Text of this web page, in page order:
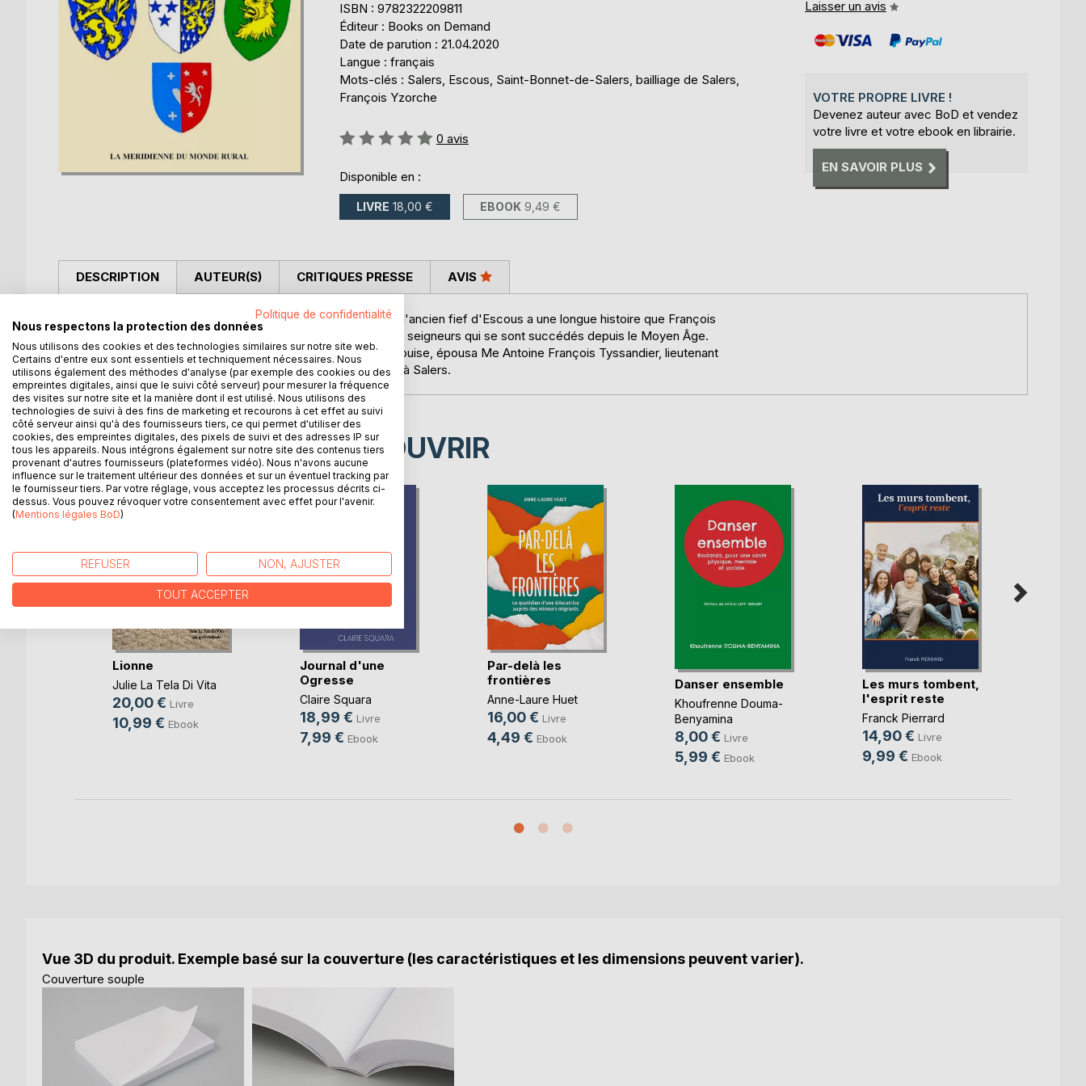
ISBN : 9782322209811
Éditeur : Books on Demand
Date de parution : 21.04.2020
Langue : français
Mots-clés : Salers, Escous, Saint-Bonnet-de-Salers, bailliage de Salers,
François Yzorche
Évaluation:
0 avis
Disponible en :
LIVRE 18,00 € EBOOK 9,49 €
Laisser un avis
VOTRE PROPRE LIVRE !
Devenez auteur avec BoD et vendez
votre livre et votre ebook en librairie.
EN SAVOIR PLUS
DESCRIPTION
A Saint-Bonnet-de-Salers, près de Salers dans le Cantal, l'ancien fief d'Escous a une longue histoire que François
Yzorche retrace dans cet ouvrage au travers de celle des seigneurs qui se sont succédés depuis le Moyen Âge.
En 1703, l'héritière de la famille de Landrodie d'Escous, Louise, épousa Me Antoine François Tyssandier, lieutenant
particulier au bailliage royal des "Montagnes d'Auvergne" à Salers.
AUTEUR(S) CRITIQUES PRESSE AVIS
D’AUTRES TITRES À DÉCOUVRIR
Lionne
Julie La Tela Di Vita
20,00 € Livre
10,99 € Ebook
Journal d'une
Ogresse
Claire Squara
18,99 € Livre
7,99 € Ebook
Par-delà les
frontières
Anne-Laure Huet
16,00 € Livre
4,49 € Ebook
Danser ensemble
Khoufrenne Douma-
Benyamina
8,00 € Livre
5,99 € Ebook
Les murs tombent,
l'esprit reste
Franck Pierrard
14,90 € Livre
9,99 € Ebook
Vue 3D du produit. Exemple basé sur la couverture (les caractéristiques et les dimensions peuvent varier).
Couverture souple
Politique de confidentialité
Nous respectons la protection des données
Nous utilisons des cookies et des technologies similaires sur notre site web.
Certains d'entre eux sont essentiels et techniquement nécessaires. Nous
utilisons également des méthodes d'analyse (par exemple des cookies ou des
empreintes digitales, ainsi que le suivi côté serveur) pour mesurer la fréquence
des visites sur notre site et la manière dont il est utilisé. Nous utilisons des
technologies de suivi à des fins de marketing et recourons à cet effet au suivi
côté serveur ainsi qu'à des fournisseurs tiers, ce qui permet d'utiliser des
cookies, des empreintes digitales, des pixels de suivi et des adresses IP sur
tous les appareils. Nous intégrons également sur notre site des contenus tiers
provenant d'autres fournisseurs (plateformes vidéo). Nous n'avons aucune
influence sur le traitement ultérieur des données et sur un éventuel tracking par
le fournisseur tiers. Par votre réglage, vous acceptez les processus décrits ci-
dessus. Vous pouvez révoquer votre consentement avec effet pour l'avenir.
(Mentions légales BoD)
REFUSER NON, AJUSTER
TOUT ACCEPTER